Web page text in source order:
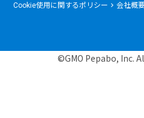
Cookie使用に関するポリシー
会社概
©GMO Pepabo, Inc.